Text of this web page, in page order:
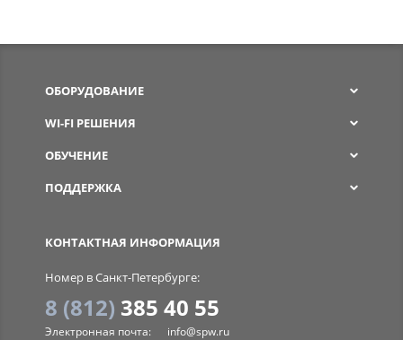
КОНТАКТНАЯ ИНФОРМАЦИЯ
Номер в Санкт-Петербурге:
8 (812) 385 40 55
Электронная почта: info@spw.ru
ОБОРУДОВАНИЕ
WI-FI РЕШЕНИЯ
ОБУЧЕНИЕ
ПОДДЕРЖКА